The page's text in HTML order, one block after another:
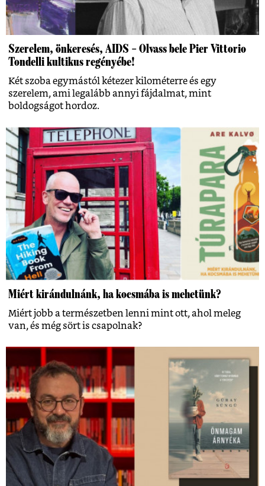
Szerelem, önkeresés, AIDS – Olvass bele Pier Vittorio
Tondelli kultikus regényébe!
Két szoba egymástól kétezer kilométerre és egy
szerelem, ami legalább annyi fájdalmat, mint
boldogságot hordoz.
Miért kirándulnánk, ha kocsmába is mehetünk?
Miért jobb a természetben lenni mint ott, ahol meleg
van, és még sört is csapolnak?